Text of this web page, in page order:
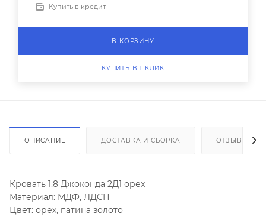
Купить в кредит
В КОРЗИНУ
КУПИТЬ В 1 КЛИК
ОПИСАНИЕ ДОСТАВКА И СБОРКА ОТЗЫВЫ
Кровать 1,8 Джоконда 2Д1 орех
Материал: МДФ, ЛДСП
Цвет: орех, патина золото